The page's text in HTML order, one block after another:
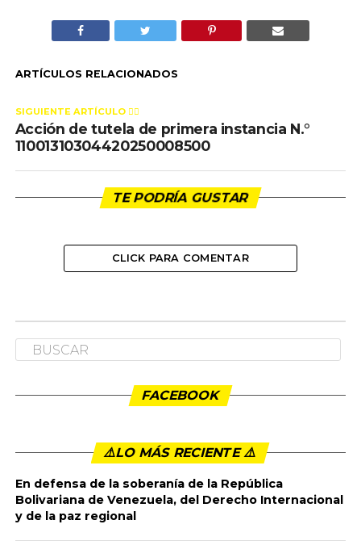
ARTÍCULOS RELACIONADOS
SIGUIENTE ARTÍCULO 👈🏻
Acción de tutela de primera instancia N.°
11001310304420250008500
TE PODRÍA GUSTAR
CLICK PARA COMENTAR
COMUNICADOS PDA
Tolerancia cero con la violencia
política contra las mujeres
Publicado 8 meses ago en 4:19 pm
admin